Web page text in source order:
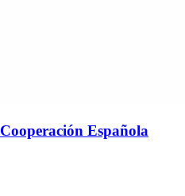
Cooperación Española